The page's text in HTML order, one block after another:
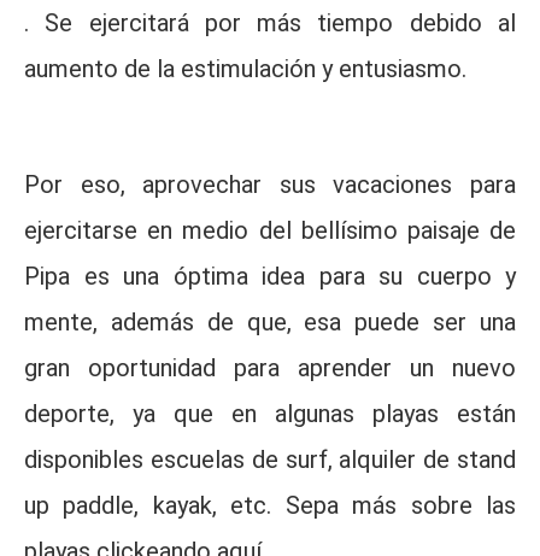
. Se ejercitará por más tiempo debido al
aumento de la estimulación y entusiasmo.
Por eso, aprovechar sus vacaciones para
ejercitarse en medio del bellísimo paisaje de
Pipa es una óptima idea para su cuerpo y
mente, además de que, esa puede ser una
gran oportunidad para aprender un nuevo
deporte, ya que en algunas playas están
disponibles escuelas de surf, alquiler de stand
up paddle, kayak, etc. Sepa más sobre las